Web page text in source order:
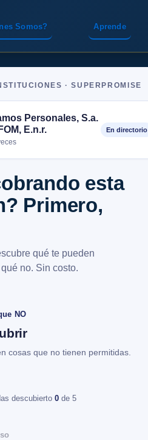
Somos? Aprende
· SUPERPROMISE
Personales, S.a.
E.n.r.
En directorio
esta
Primero,
qué te pueden
no. Sin costo.
NO
cosas que no tienen permitidas.
descubierto 0 de 5